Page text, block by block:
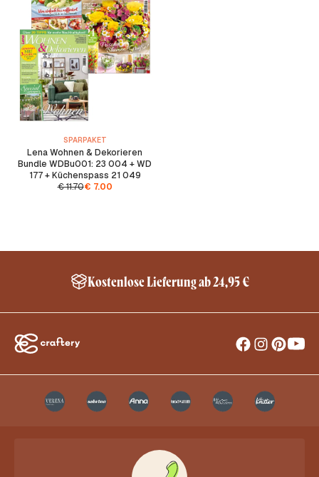
SPARPAKET
Lena Wohnen & Dekorieren
Bundle WDBu001: 23 004 + WD
177 + Küchenspass 21 049
€11.70€ 7.00
Kostenlose Lieferung ab 24,95 €